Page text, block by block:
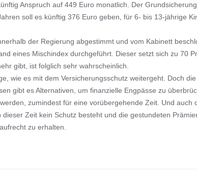
Anspruch auf 449 Euro monatlich. Der
soll es künftig 376 Euro geben, für 6- bis 13-jährige
der Regierung abgestimmt und vom Kabinett
eines Mischindex durchgeführt. Dieser setzt sich zu 70
gibt, ist folglich sehr wahrscheinlich.
wie es mit dem Versicherungsschutz weitergeht. Doch
gibt es Alternativen, um finanzielle Engpässe zu
zumindest für eine vorübergehende Zeit. Und
Zeit kein Schutz besteht und die gestundeten
zu erhalten.